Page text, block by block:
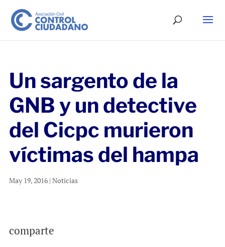
Un sargento de la
GNB y un detective
del Cicpc murieron
víctimas del hampa
May 19, 2016| Noticias
comparte